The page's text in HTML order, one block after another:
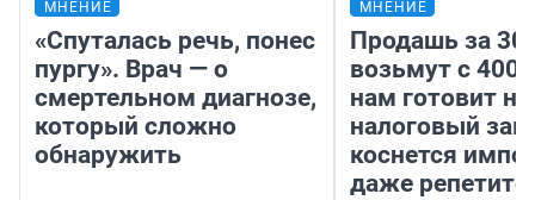
МНЕНИЕ
«Спуталась речь, понес
пургу». Врач — о
смертельном диагнозе,
который сложно
обнаружить
МНЕНИЕ
Продашь за
возьмут с
нам готовит
налоговый
коснется
даже